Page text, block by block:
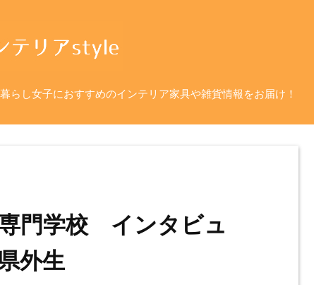
らし女子におすすめのインテリア家具や雑貨情報をお届け！
門学校 インタビュ
外生